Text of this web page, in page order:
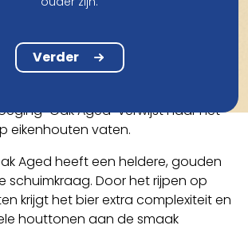
"Oak Aged" verwijst naar het
eikenhouten vaten.
Aged heeft een heldere, gouden
schuimkraag. Door het rijpen op
krijgt het bier extra complexiteit en
houttonen aan de smaak
Verder